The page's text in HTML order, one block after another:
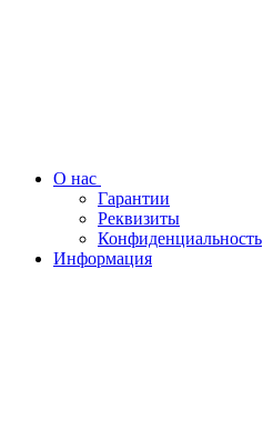
О нас
Гарантии
Реквизиты
Конфиденциальность
Информация